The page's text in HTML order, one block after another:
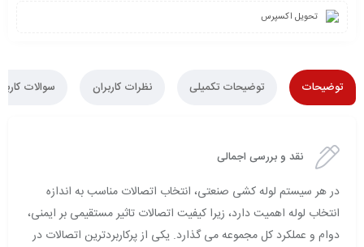
تحویل اکسپرس
توضیحات توضیحات تکمیلی نظرات کاربران سوالات
نقد و بررسی اجمالی
در هر سیستم لوله کشی صنعتی، انتخاب اتصالات مناسب به اندازه
انتخاب لوله اهمیت دارد، زیرا کیفیت اتصالات تاثیر مستقیمی بر ایمنی،
دوام و عملکرد کل مجموعه می گذارد. یکی از پرکاربردترین اتصالات در